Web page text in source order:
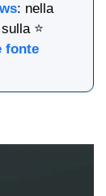
: nella
⭐
fonte